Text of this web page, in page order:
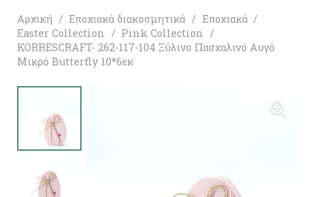
Αρχική / Εποχιακά διακοσμητικά / Εποχιακά /
Easter Collection / Pink Collection /
KORRESCRAFT- 262-117-104 Ξύλινο Πασχαλινό Αυγό
Μικρό Butterfly 10*6εκ